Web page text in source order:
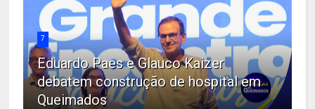
7
Eduardo Paes e Glauco Kaizer
debatem construção de hospital em
Queimados